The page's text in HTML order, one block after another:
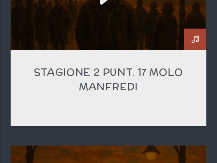
STAGIONE 2 PUNT. 17 MOLO
MANFREDI